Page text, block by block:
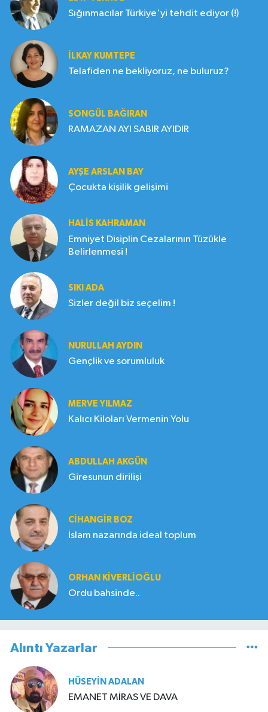
Sığınmacılar Türkiye'yi tehdit ediyor (!)
İLKAY KUMTEPE
Telafiden ne bekliyoruz, ne buluruz?
SONGÜL BAĞIRAN
RAMAZAN AYI SABIR AYIDIR
AYŞE ARSLAN BAY
Çocukta kişilik gelişimi
HALIS KAHRAMAN
Emniyet Disiplin Cezalarının Tüzükle
Belirlenmesi !
SIKI ADA
Sizler değil biz seçelim !
NURULLAH AYDIN
Gençlik ve sorumluluk
MERVE YILMAZ
Kalıcı Kiloları Vermenin Yolu
ABDULLAH AKGÜN
Giresunun dirilişi
CIHANGIR BOZ
İslam nazarında ideal toplum
ORHAN KIVERLIOĞLU
Ordu bahsinde..
Alıntı Yazarlar
HÜSEYIN ADALAN
EMANET MİRAS VE DAVA